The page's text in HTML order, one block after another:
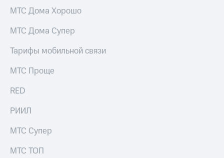
и акционерам
Корпоративное
секретарь
информации
Собрания
акционеров
Личный
МТС Дома Хорошо
МТС Дома Супер
Тарифы мобильной связи
МТС Проще
RED
РИИЛ
МТС Супер
МТС ТОП